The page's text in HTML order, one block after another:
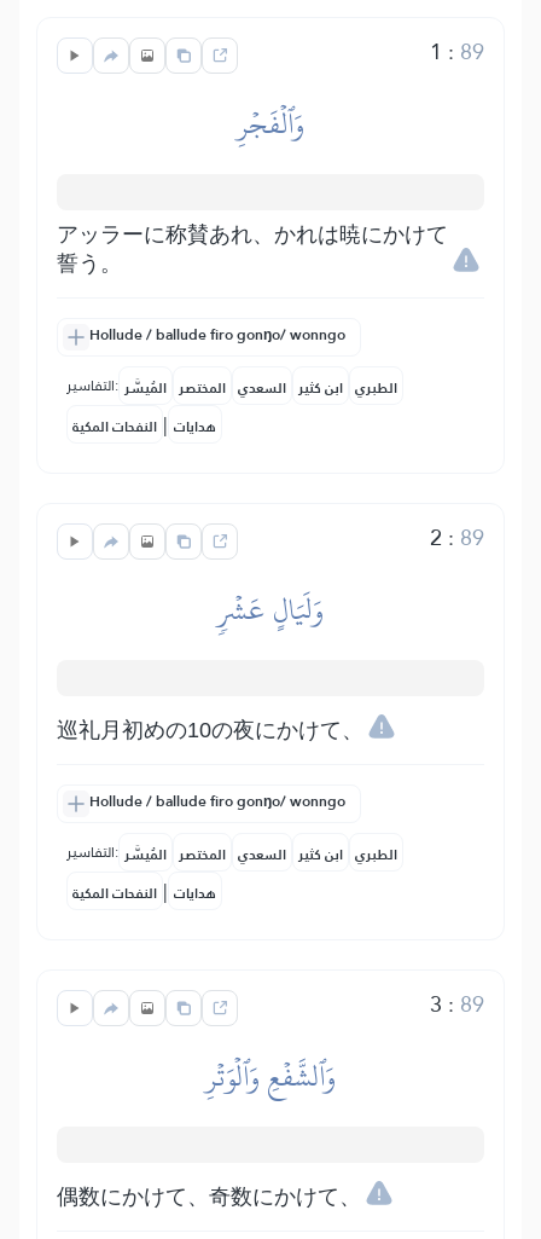
1 : 89
وَٱلۡفَجۡرِ
アッラーに称賛あれ、かれは暁にかけて
誓う。
Hollude / ballude firo gonŋo/ wonngo
التفاسير: المُيسَّر المختصر السعدي ابن كثير الطبري
النفحات المكية | هدايات
2 : 89
وَلَيَالٍ عَشۡرٖ
巡礼月初めの10の夜にかけて、
Hollude / ballude firo gonŋo/ wonngo
التفاسير: المُيسَّر المختصر السعدي ابن كثير الطبري
النفحات المكية | هدايات
3 : 89
وَٱلشَّفۡعِ وَٱلۡوَتۡرِ
偶数にかけて、奇数にかけて、